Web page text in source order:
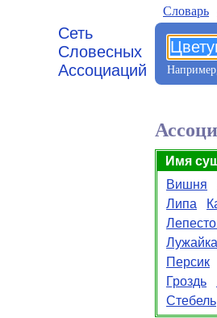
Сеть
Словесных
Ассоциаций
Словарь
Имя
Вишня
Липа
Лужайка
Персик
Гроздь
Стебель